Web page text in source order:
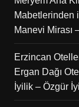
Mabetlerinden
Manevi Mirası
Erzincan
Ergan Dağı
İyilik – Özgür